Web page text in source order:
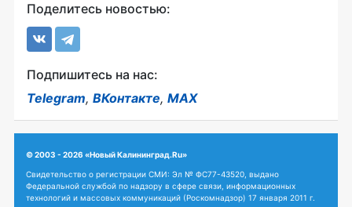
Поделитесь новостью:
Подпишитесь на нас:
Telegram, ВКонтакте, MAX
© 2003 - 2026 «Новый Калининград.Ru»
Свидетельство о регистрации СМИ: Эл № ФС77-43520, выдано
Федеральной службой по надзору в сфере связи, информационных
технологий и массовых коммуникаций (Роскомнадзор) 17 января 2011 г.